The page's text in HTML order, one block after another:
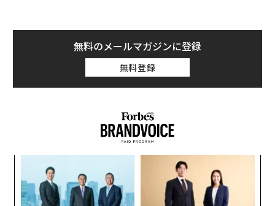
無料のメールマガジンに登録
無料登録